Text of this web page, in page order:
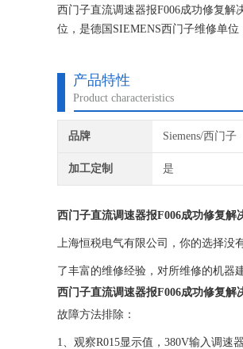
西门子直流调速器报F006成功修复
位，是德国SIEMENS西门子维修单
产品特性
Product characteristics
品牌 Siemens/西门子
加工定制 是
西门子直流调速器报F006成功修复解
上海恒税电气有限公司，你的选择没
了丰富的维修经验，对所维修的机器
西门子直流调速器报F006成功修复解
故障方法排除：
1、观察R015显示值，380V输入调速